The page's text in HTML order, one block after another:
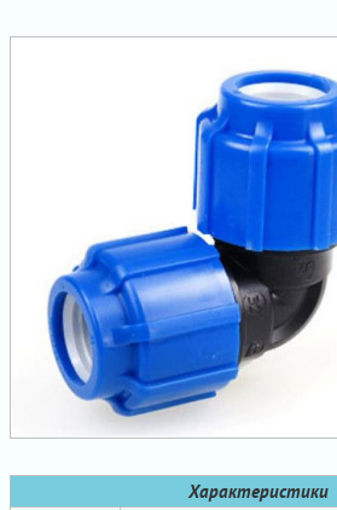
Характеристики